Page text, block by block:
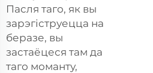
Пасля таго, як вы
зарэгіструецца на
беразе, вы
застаёцеся там да
таго моманту,